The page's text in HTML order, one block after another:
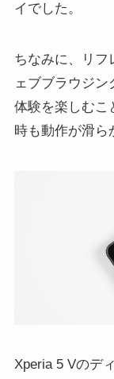
イでした。
ちなみに、リフ
ェブブラウジ
体験を楽しむ
時も動作が滑ら
Xperia 5 Vのデ